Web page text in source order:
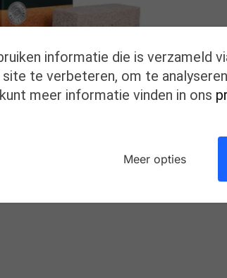
informatie die is verzameld
te verbeteren, om te
meer informatie vinden in ons
Meer opties